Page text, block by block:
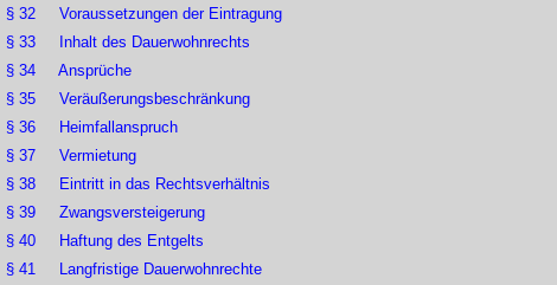
§ 32 Voraussetzungen der Eintragung
§ 33 Inhalt des Dauerwohnrechts
§ 34 Ansprüche
§ 35 Veräußerungsbeschränkung
§ 36 Heimfallanspruch
§ 37 Vermietung
§ 38 Eintritt in das Rechtsverhältnis
§ 39 Zwangsversteigerung
§ 40 Haftung des Entgelts
§ 41 Langfristige Dauerwohnrechte